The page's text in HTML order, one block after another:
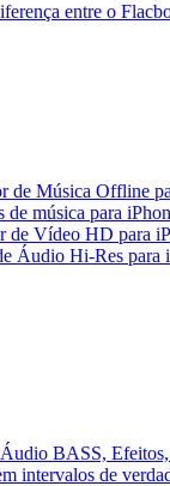
entre o
de Música Offline
de música para
de Vídeo HD para
Áudio Hi-Res para
BASS,
intervalos de